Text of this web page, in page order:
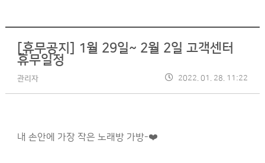
[휴무공지] 1월 29일~ 2월 2일 고객센터
휴무일정
관리자 2022. 01. 28. 11:22
내 손안에 가장 작은 노래방 가방-❤️